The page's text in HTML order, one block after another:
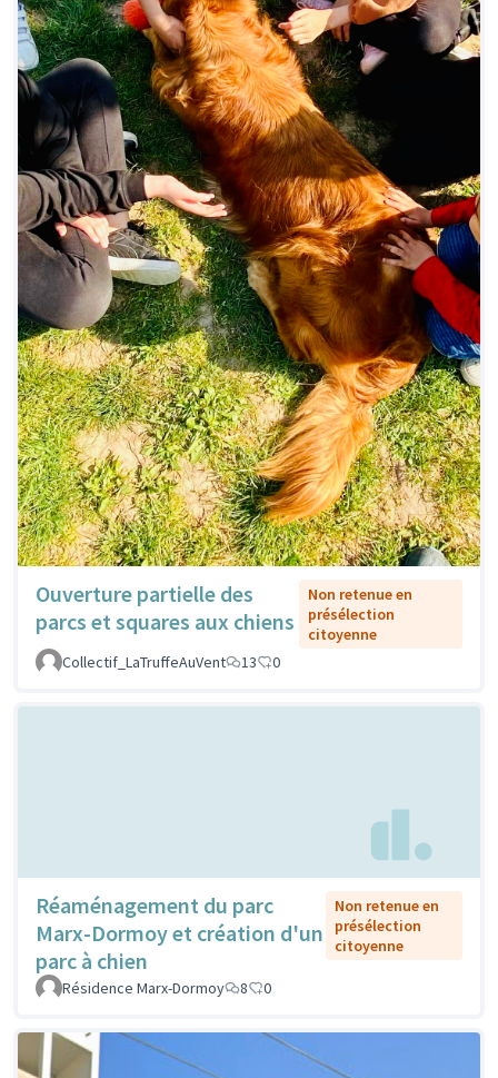
Ouverture partielle des
parcs et squares aux chiens
Non retenue en
présélection
citoyenne
Collectif_LaTruffeAuVent
13 0
Réaménagement du parc
Marx-Dormoy et création d'un
parc à chien
Non retenue en
présélection
citoyenne
Résidence Marx-Dormoy 8 0